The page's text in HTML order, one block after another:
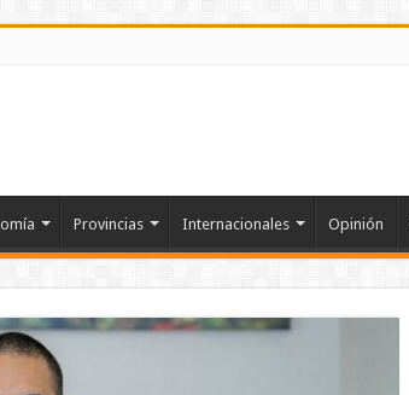
Provincias Internacionales Opinión